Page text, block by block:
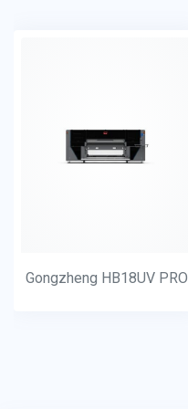
Gongzheng HB18UV PRO